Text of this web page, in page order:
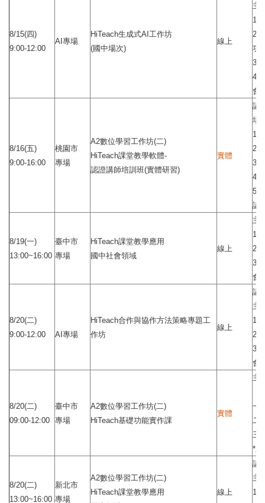
8/15(四)
9:00-12:00
AI專場
HiTeach生成式AI工作坊
(國中場次)
線上
主
功
會
8/16(五)
9:00-16:00
桃園市
專場
A2數位學習工作坊(二)
HiTeach課堂教學軟體-
認證講師培訓班(實體研習)
實體
講
場
講
8/19(一)
13:00~16:00
臺中市
專場
HiTeach課堂教學應用
國中社會領域
線上
主
1.
2.
3.
會
8/20(二)
9:00-12:00
AI專場
HiTeach合作與協作方法策略專題工
作坊
線上
講
主
1.
3.
會
8/20(二)
09:00-12:00
臺中市
專場
A2數位學習工作坊(二)
HiTeach基礎功能實作課
實體
主
一
二
三
*上
8/20(二)
13:00~16:00
新北市
專場
A2數位學習工作坊(二)
HiTeach課堂教學應用
線上
講
主